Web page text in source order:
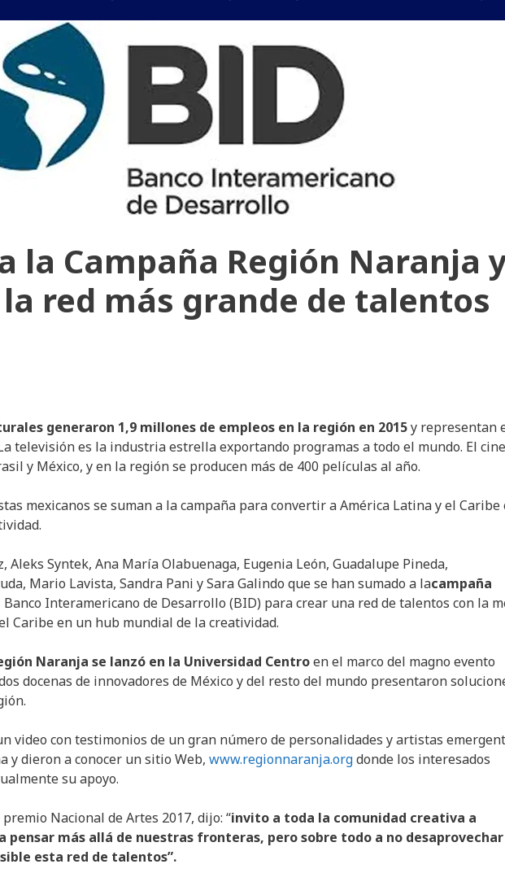
la Campaña Región Naranja
red más grande de talentos
generaron 1,9 millones de empleos en la región en 2015y representan
televisión es la industria estrella exportando programas a todo el mundo. El
y México, y en la región se producen más de 400 películas al año.
mexicanos se suman a la campaña para convertir a América Latina y el Caribe
Aleks Syntek, Ana María Olabuenaga, Eugenia León, Guadalupe Pineda,
Mario Lavista, Sandra Pani y Sara Galindo que se han sumado a lacampaña
Interamericano de Desarrollo (BID) para crear una red de talentos con la
Caribe en un hub mundial de la creatividad.
Naranja se lanzó en la Universidad Centroen el marco del magno evento
docenas de innovadores de México y del resto del mundo presentaron
video con testimonios de un gran número de personalidades y artistas
y dieron a conocer un sitio Web, www.regionnaranja.orgdonde los interesados
su apoyo.
Nacional de Artes 2017, dijo: “invito a toda la comunidad creativa a
pensar más allá de nuestras fronteras, pero sobre todo a no desaprovechar
esta red de talentos”.